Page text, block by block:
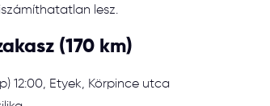
lesz.
(170 km)
12:00, Etyek, Körpince utca